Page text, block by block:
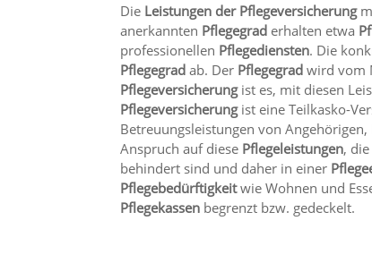
Die Leistungen der Pflegeversicherung
anerkannten Pflegegrad erhalten etwa
professionellen Pflegediensten. Die
Pflegegrad ab. Der Pflegegrad wird vom
Pflegeversicherungist es, mit diesen
Pflegeversicherungist eine Teilkasko-
Betreuungsleistungen von Angehörigen,
Anspruch auf diese Pflegeleistungen,
behindert sind und daher in einer
Pflegebedürftigkeitwie Wohnen und
Pflegekassen begrenzt bzw. gedeckelt.